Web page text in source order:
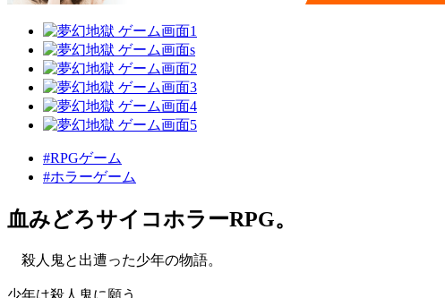
#RPGゲーム
#ホラーゲーム
血みどろサイコホラーRPG。
殺人鬼と出遭った少年の物語。
少年は殺人鬼に願う。